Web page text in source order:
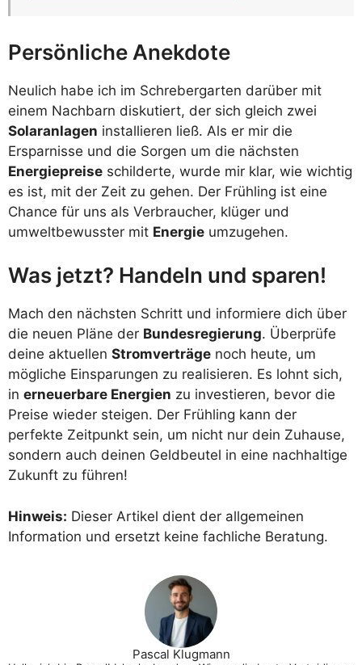
Persönliche Anekdote
Neulich habe ich im Schrebergarten darüber mit
einem Nachbarn diskutiert, der sich gleich zwei
Solaranlagen installieren ließ. Als er mir die
Ersparnisse und die Sorgen um die nächsten
Energiepreise schilderte, wurde mir klar, wie wichtig
es ist, mit der Zeit zu gehen. Der Frühling ist eine
Chance für uns als Verbraucher, klüger und
umweltbewusster mit Energie umzugehen.
Was jetzt? Handeln und sparen!
Mach den nächsten Schritt und informiere dich über
die neuen Pläne der Bundesregierung. Überprüfe
deine aktuellen Stromverträge noch heute, um
mögliche Einsparungen zu realisieren. Es lohnt sich,
in erneuerbare Energien zu investieren, bevor die
Preise wieder steigen. Der Frühling kann der
perfekte Zeitpunkt sein, um nicht nur dein Zuhause,
sondern auch deinen Geldbeutel in eine nachhaltige
Zukunft zu führen!
Hinweis: Dieser Artikel dient der allgemeinen
Information und ersetzt keine fachliche Beratung.
Pascal Klugmann